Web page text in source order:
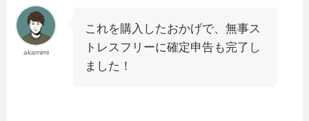
akamimi
これを購入したおかげで、無事ス
トレスフリーに確定申告も完了し
ました！